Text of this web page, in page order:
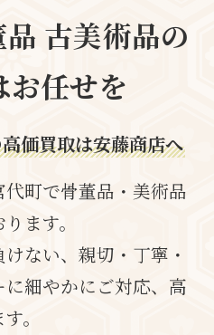
古美術品の
お任せを
価買取は安藤商店へ
町で骨董品・美術品
ます。
ない、親切・丁寧・
細やかにご対応、高
。